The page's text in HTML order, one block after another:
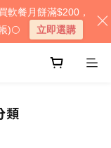
類
軟餐月餅滿$200，
)🌕
立即選購